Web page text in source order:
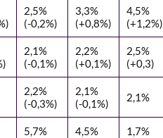
2,5%
(-0,2%)
3,3%
(+0,8%)
4,5%
(+1,2%)
2,1%
(-0,1%)
2,2%
(+0,1%)
2,5%
(+0,3)
2,2%
(-0,3%)
2,1%
(-0,1%)
2,1%
5,7% 4,5% 1,7%